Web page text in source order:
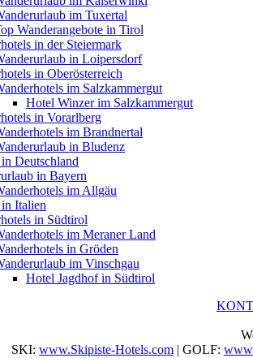
im Tuxertal
Wanderangebote in Tirol
in der Steiermark
in Loipersdorf
in Oberösterreich
im Salzkammergut
Hotel Winzer im Salzkammergut
in Vorarlberg
im Brandnertal
in Bludenz
Deutschland
in Bayern
im Allgäu
Italien
in Südtirol
im Meraner Land
in Gröden
im Vinschgau
Hotel Jagdhof in Südtirol
SKI: www.Skipiste-Hotels.com | GOLF: